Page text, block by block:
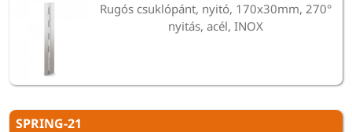
Rugós csuklópánt, nyitó, 170x30mm, 270°
nyitás, acél, INOX
SPRING-21